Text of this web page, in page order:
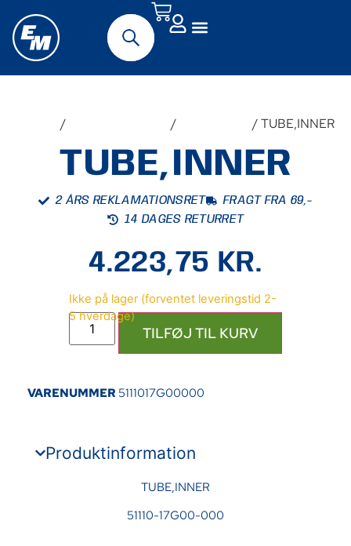
/ / / TUBE,INNER
TUBE,INNER
2 ÅRS REKLAMATIONSRET
FRAGT FRA 69,-
14 DAGES RETURRET
4.223,75 KR.
TILFØJ TIL KURV
VARENUMMER 5111017G00000
Produktinformation
TUBE,INNER
51110-17G00-000